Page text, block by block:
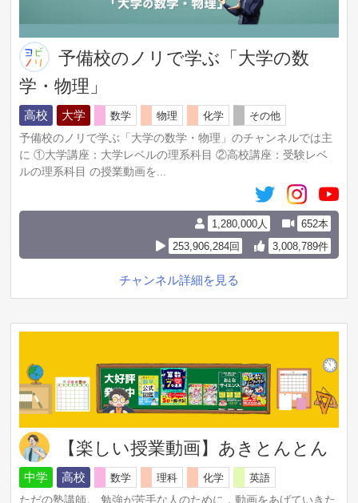
予備校のノリで学ぶ「大学の数
学・物理」
高校 大学 数学 物理 化学
その他
予備校のノリで学ぶ「大学の数学・物理」のチャンネルでは主
に ①大学講座：大学レベルの理系科目 ②高校講座：受験レベ
ルの理系科目 の授業動画を...
1,280,000人
652本
253,906,284回
3,008,789件
チャンネル詳細を見る
【楽しい授業動画】あきとんとん
中学 高校 数学 理科 化学
英語
ただの塾講師。 勉強が苦手な人のために，動画をあげていきた